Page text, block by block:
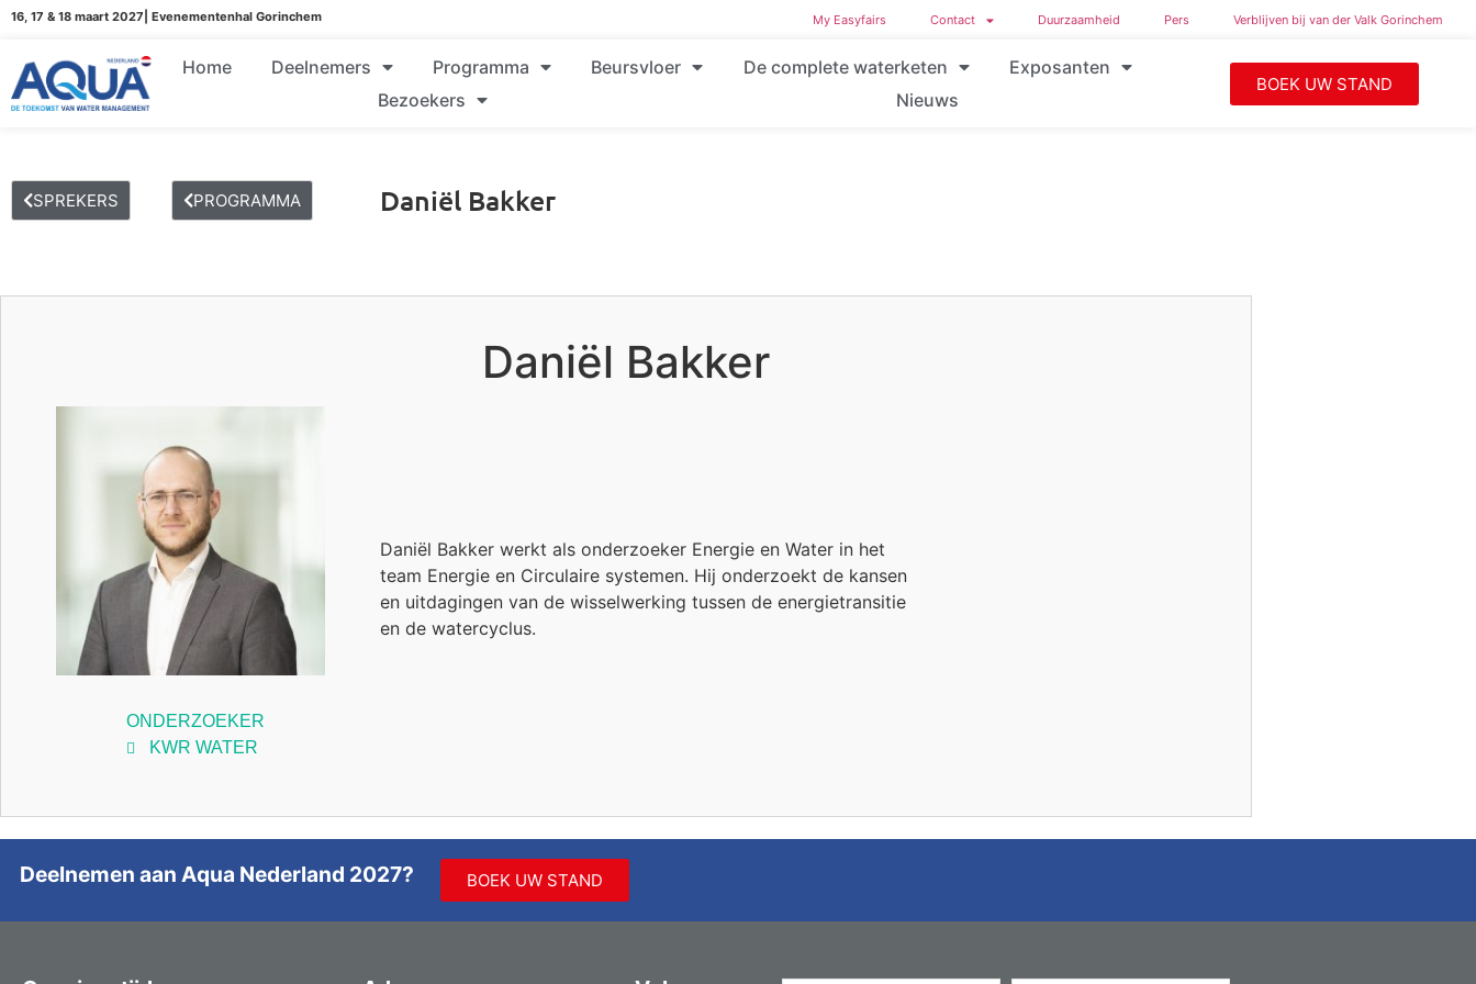
16, 17 & 18 maart 2027| Evenementenhal Gorinchem My Easyfairs Contact Duurzaamheid Pers Verblijven bij van der Valk Gorinchem
Home Deelnemers Programma Beursvloer De complete waterketen
Exposanten
Bezoekers
Nieuws
BOEK UW STAND
SPREKERS PROGRAMMA Daniël Bakker
Daniël Bakker
ONDERZOEKER
KWR WATER
Daniël Bakker werkt als onderzoeker Energie en Water in het
team Energie en Circulaire systemen. Hij onderzoekt de kansen
en uitdagingen van de wisselwerking tussen de energietransitie
en de watercyclus.
Deelnemen aan Aqua Nederland 2027? BOEK UW STAND